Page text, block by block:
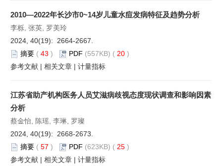
2010—2022年长沙市0~14岁儿童水痘发病特征及趋势分析
李栎, 张英, 罗美玲
2024, 40(19): 2664-2667.
摘要 ( 43 ) PDF (557KB) ( 20 )
参考文献 | 相关文章 | 计量指标
江苏省助产机构医务人员艾滋病歧视态度现状调查和影响因素
分析
蔡金怡, 陈瑶, 李琳, 罗璨
2024, 40(19): 2668-2673.
摘要 ( 57 ) PDF (623KB) ( 25 )
参考文献 | 相关文章 | 计量指标